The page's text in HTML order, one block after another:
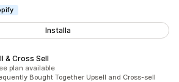
Installa
& Cross Sell
totaliplan available
Bought Together Upsell and Cross-sell